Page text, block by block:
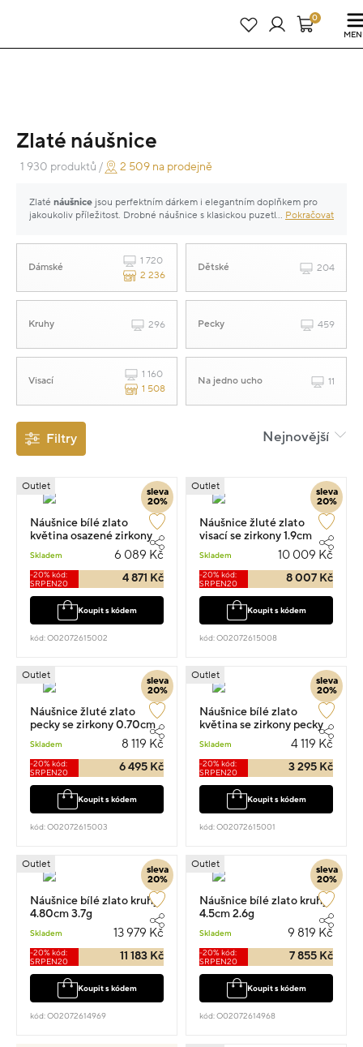
24 dní : 10h : 51m : 47s0
Zlaté náušnice
1 930 produktů / 2 509 na prodejně
Zlaté náušnice jsou perfektním dárkem i elegantním doplňkem pro
jakoukoliv příležitost. Drobné náušnice s klasickou puzetkou nebo
náušnice s diamantem či perlami budou skvělé pro vzácnější
okamžiky. V naší široké nabídce najdete i náušnice pro děti – i malé
slečny se tak mohou pyšnit jedinečným a zářivým zlatým šperkem.
... Pokračovat
Dámské
1 720
2 236
Dětské 204
Kruhy 296 Pecky 459
Visací
1 160
1 508
Na jedno ucho 11
Nejnovější
Filtry
sleva
20%
Outlet
Náušnice bílé zlato
květina osazené zirkony
Skladem 6 089 Kč
-20% kód:
SRPEN20
4 871 Kč
Koupit s kódem
kód: O02072615002
sleva
20%
Outlet
Náušnice žluté zlato
visací se zirkony 1.9cm
Skladem 10 009 Kč
-20% kód:
SRPEN20
8 007 Kč
Koupit s kódem
kód: O02072615008
sleva
20%
Outlet
Náušnice žluté zlato
pecky se zirkony 0.70cm
Skladem 8 119 Kč
-20% kód:
SRPEN20
6 495 Kč
Koupit s kódem
kód: O02072615003
sleva
20%
Outlet
Náušnice bílé zlato
květina se zirkony pecky
Skladem 4 119 Kč
-20% kód:
SRPEN20
3 295 Kč
Koupit s kódem
kód: O02072615001
sleva
20%
Outlet
Náušnice bílé zlato kruhy
4.80cm 3.7g
Skladem 13 979 Kč
-20% kód:
SRPEN20
11 183 Kč
Koupit s kódem
kód: O02072614969
sleva
20%
Outlet
Náušnice bílé zlato kruhy
4.5cm 2.6g
Skladem 9 819 Kč
-20% kód:
SRPEN20
7 855 Kč
Koupit s kódem
kód: O02072614968